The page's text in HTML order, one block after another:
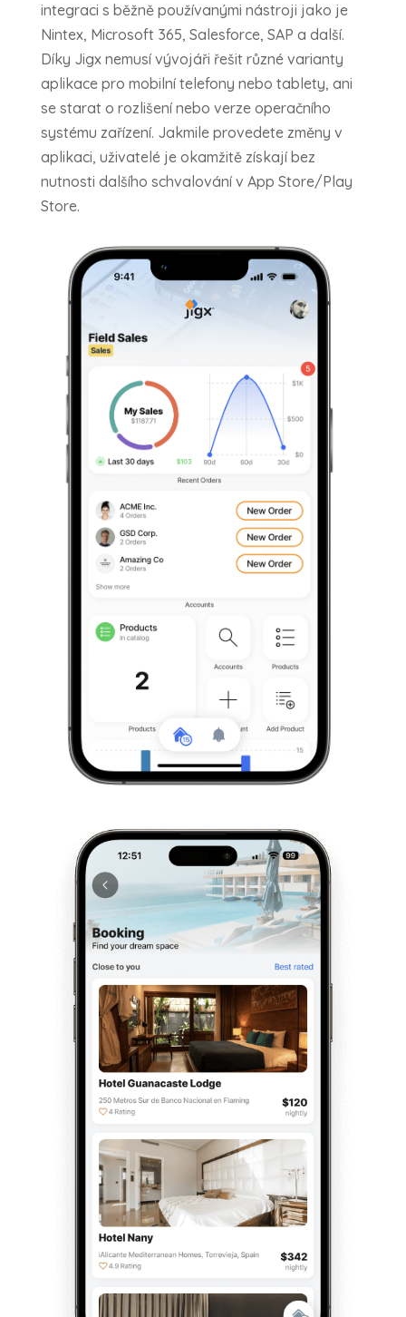
integraci s běžně používanými nástroji jako je
Nintex, Microsoft 365, Salesforce, SAP a další.
Díky Jigx nemusí vývojáři řešit různé varianty
aplikace pro mobilní telefony nebo tablety, ani
se starat o rozlišení nebo verze operačního
systému zařízení. Jakmile provedete změny v
aplikaci, uživatelé je okamžitě získají bez
nutnosti dalšího schvalování v App Store/Play
Store.